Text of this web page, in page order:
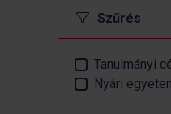
Szűrés
Tanulmányi
Nyári